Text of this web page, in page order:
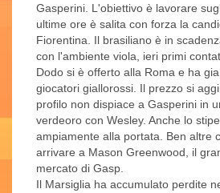
Gasperini. L'obiettivo è lavorare
ultime ore è salita con forza la
Fiorentina. Il brasiliano è in
con l'ambiente viola, ieri primi
Dodo si è offerto alla Roma e ha
giocatori giallorossi. Il prezzo si
profilo non dispiace a Gasperini in
verdeoro con Wesley. Anche lo
ampiamente alla portata. Ben altre
arrivare a Mason Greenwood, il
mercato di Gasp.
Il Marsiglia ha accumulato perdite